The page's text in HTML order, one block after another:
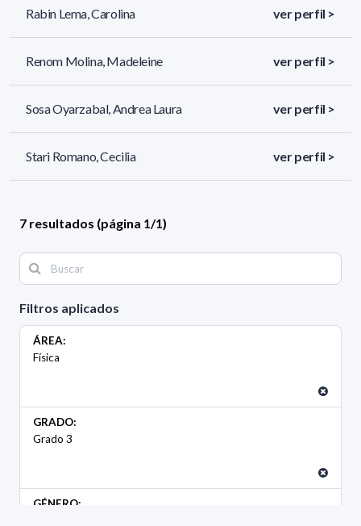
Filtros aplicados
ÁREA:
Física
GRADO:
Grado 3
GÉNERO:
Rabin Lema, Carolina ver perfil >
Renom Molina, Madeleine ver perfil >
Sosa Oyarzabal, Andrea Laura ver perfil >
Stari Romano, Cecilia ver perfil >
7 resultados (página 1/1)